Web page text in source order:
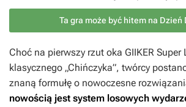
Ta gra może być hitem na Dzień
Choć na pierwszy rzut oka GIIKER
klasycznego „Chińczyka”, twórcy
znaną formułę o nowoczesne
nowością jest system losowych